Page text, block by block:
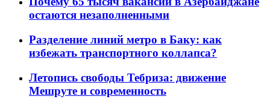
остаются незаполненными
Разделение линий метро в Баку: как
избежать транспортного коллапса?
Летопись свободы Тебриза: движение
Мешруте и современность